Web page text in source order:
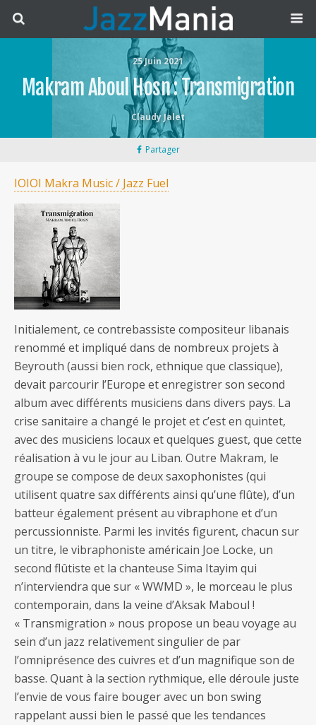
25 Juin 2021
Makram Aboul Hosn : Transmigration
Claudy Jalet
Partager
IOIOI Makra Music / Jazz Fuel
Initialement, ce contrebassiste compositeur libanais
renommé et impliqué dans de nombreux projets à
Beyrouth (aussi bien rock, ethnique que classique),
devait parcourir l’Europe et enregistrer son second
album avec différents musiciens dans divers pays. La
crise sanitaire a changé le projet et c’est en quintet,
avec des musiciens locaux et quelques guest, que cette
réalisation à vu le jour au Liban. Outre Makram, le
groupe se compose de deux saxophonistes (qui
utilisent quatre sax différents ainsi qu’une flûte), d’un
batteur également présent au vibraphone et d’un
percussionniste. Parmi les invités figurent, chacun sur
un titre, le vibraphoniste américain Joe Locke, un
second flûtiste et la chanteuse Sima Itayim qui
n’interviendra que sur « WWMD », le morceau le plus
contemporain, dans la veine d’Aksak Maboul !
« Transmigration » nous propose un beau voyage au
sein d’un jazz relativement singulier de par
l’omniprésence des cuivres et d’un magnifique son de
basse. Quant à la section rythmique, elle déroule juste
l’envie de vous faire bouger avec un bon swing
rappelant aussi bien le passé que les tendances